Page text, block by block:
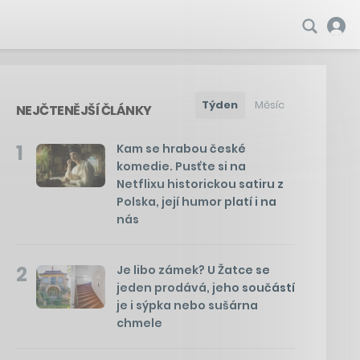
NEJČTENĚJŠÍ ČLÁNKY Týden Měsíc
1
Kam se hrabou české
komedie. Pusťte si na
Netflixu historickou satiru z
Polska, její humor platí i na
nás
2
Je libo zámek? U Žatce se
jeden prodává, jeho součástí
je i sýpka nebo sušárna
chmele